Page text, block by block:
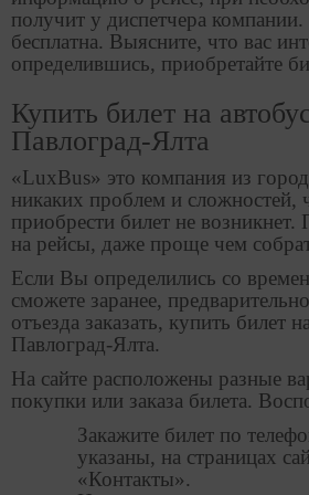
получит у диспетчера компании.
бесплатна. Выясните, что вас
определившись, приобретайте
Купить билет на
Павлоград-Ялта
«LuxBus» это компания из
никаких проблем и сложностей,
приобрести билет не возникнет.
на рейсы, даже проще чем
Если Вы определились со
сможете заранее,
отъезда заказать, купить билет
Павлоград-Ялта.
На сайте расположены разные
покупки или заказа билета.
Закажите билет по
указаны, на страницах
«Контакты».